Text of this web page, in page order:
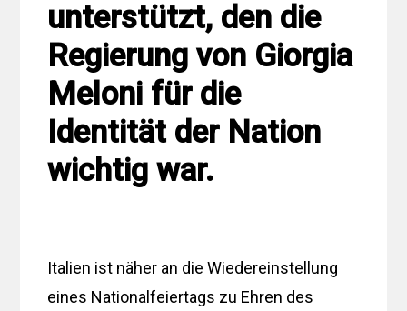
unterstützt, den die
Regierung von Giorgia
Meloni für die
Identität der Nation
wichtig war.
Italien ist näher an die Wiedereinstellung
eines Nationalfeiertags zu Ehren des